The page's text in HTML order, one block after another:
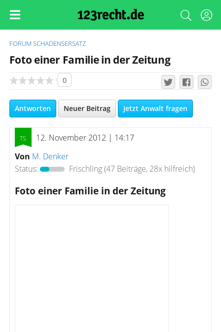
FORUM SCHADENSERSATZ
Foto einer Familie in der Zeitung
0
Antworten Neuer Beitrag Jetzt Anwalt fragen
12. November 2012 | 14:17
Von M. Denker
Status:
Frischling(47 Beiträge, 28x hilfreich)
Foto einer Familie in der Zeitung